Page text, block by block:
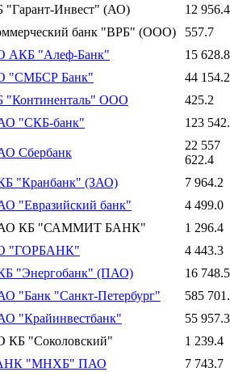
"Гарант-Инвест" (АО)
12 956.4
банк "ВРБ" (ООО)
557.7
АКБ "Алеф-Банк"
15 628.8
"СМБСР Банк"
44 154.2
"Континенталь" ООО
425.2
"СКБ-банк" 123
Сбербанк
22 557
622.4
"Кранбанк" (ЗАО)
7 964.2
"Евразийский банк"
4 499.0
КБ "САММИТ БАНК"
1 296.4
"ГОРБАНК"
4 443.3
"Энергобанк" (ПАО)
16 748.5
"Банк "Санкт-Петербург"
585
"Крайинвестбанк"
55 957.3
КБ "Соколовский"
1 239.4
"МНХБ" ПАО
7 743.7